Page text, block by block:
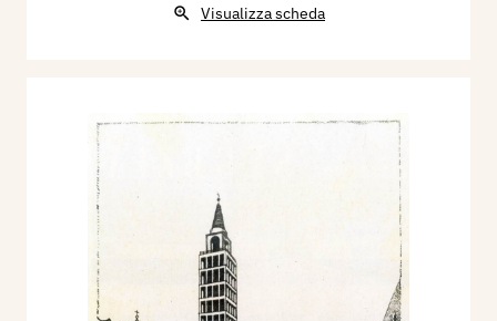
Visualizza scheda